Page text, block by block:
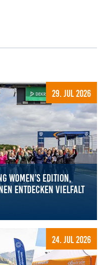
29. Jul 2026
Women’s Edition,
entdecken Vielfalt
Edition,
24. Jul 2026